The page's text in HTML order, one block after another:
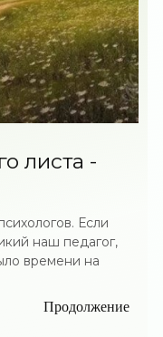
листа -
Если
наш педагог,
времени на
Продолжение